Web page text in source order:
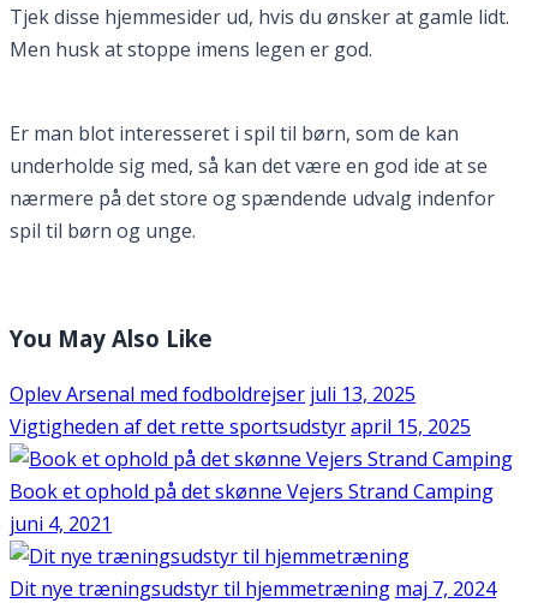
Tjek disse hjemmesider ud, hvis du ønsker at gamle lidt.
Men husk at stoppe imens legen er god.
Er man blot interesseret i spil til børn, som de kan
underholde sig med, så kan det være en god ide at se
nærmere på det store og spændende udvalg indenfor
spil til børn og unge.
You May Also Like
Oplev Arsenal med fodboldrejser juli 13, 2025
Vigtigheden af det rette sportsudstyrapril 15, 2025
Book et ophold på det skønne Vejers Strand Camping
juni 4, 2021
Dit nye træningsudstyr til hjemmetræning maj 7, 2024